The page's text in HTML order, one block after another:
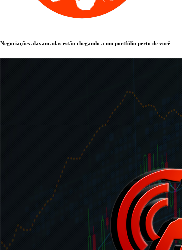
Negociações alavancadas estão chegando a um portfólio perto de você